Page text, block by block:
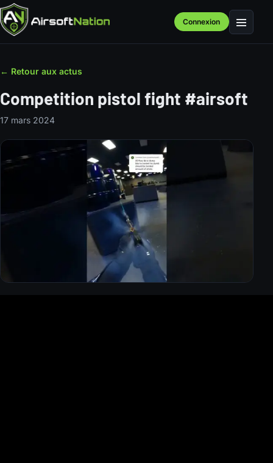
Connexion Menu
← Retour aux actus
Competition pistol fight #airsoft
17 mars 2024